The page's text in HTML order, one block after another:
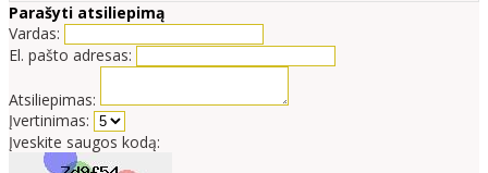
Parašyti atsiliepimą
Vardas:
El. pašto adresas:
Atsiliepimas:
Įvertinimas:
Įveskite saugos kodą: